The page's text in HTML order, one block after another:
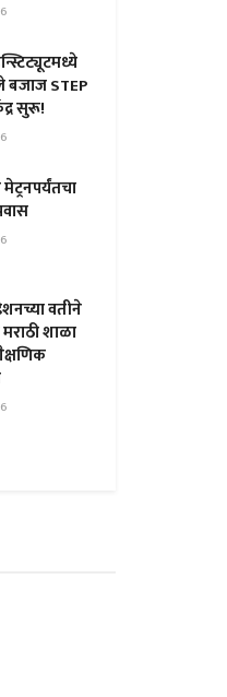
बजाज STEP
सुरू!
वतीने
शाळा